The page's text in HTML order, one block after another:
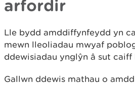
arfordir
Lle bydd amddiffynfeydd yn
mewn lleoliadau mwyaf
ddewisiadau ynglŷn â sut caiff
Gallwn ddewis mathau o